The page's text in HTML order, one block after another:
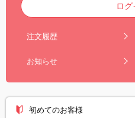
ログ
注文履歴
お知らせ
初めてのお客様